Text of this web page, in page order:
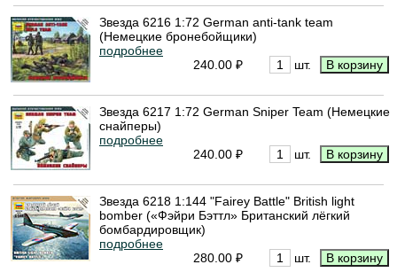
Звезда 6216 1:72 German anti-tank team
(Немецкие бронебойщики)
подробнее
240.00 ₽
шт.
Звезда 6217 1:72 German Sniper Team (Немецкие
снайперы)
подробнее
240.00 ₽
шт.
Звезда 6218 1:144 "Fairey Battle" British light
bomber («Фэйри Бэттл» Британский лёгкий
бомбардировщик)
подробнее
280.00 ₽
шт.